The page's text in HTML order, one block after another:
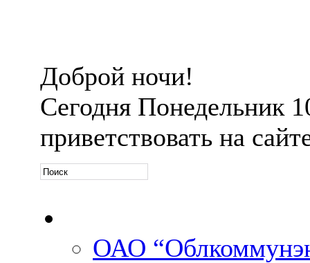
Доброй ночи!
Сегодня Понедельник
приветствовать на
ОАО